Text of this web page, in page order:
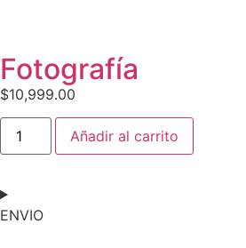
Fotografía
$10,999.00
Añadir al carrito
ENVIO